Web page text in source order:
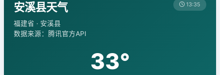
安溪县天气
福建省 · 安溪县
数据来源：腾讯官方API
13:35
33°